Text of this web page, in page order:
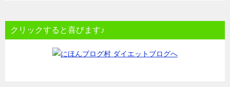
クリックすると喜びます♪